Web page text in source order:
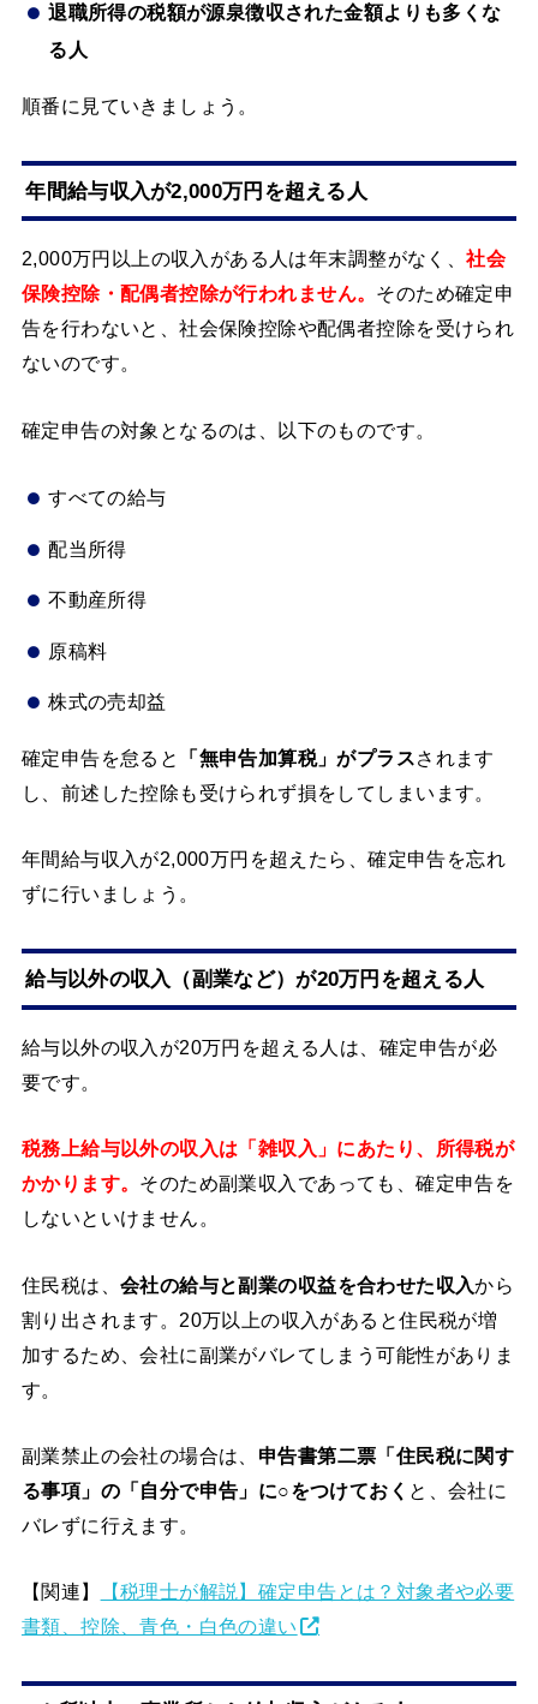
退職所得の税額が源泉徴収された金額よりも多くな
る人
順番に見ていきましょう。
年間給与収入が2,000万円を超える人
2,000万円以上の収入がある人は年末調整がなく、社会
保険控除・配偶者控除が行われません。 そのため確定申
告を行わないと、社会保険控除や配偶者控除を受けられ
ないのです。
確定申告の対象となるのは、以下のものです。
すべての給与
配当所得
不動産所得
原稿料
株式の売却益
確定申告を怠ると 「無申告加算税」がプラスされます
し、前述した控除も受けられず損をしてしまいます。
年間給与収入が2,000万円を超えたら、確定申告を忘れ
ずに行いましょう。
給与以外の収入（副業など）が20万円を超える人
給与以外の収入が20万円を超える人は、確定申告が必
要です。
税務上給与以外の収入は「雑収入」にあたり、所得税が
かかります。 そのため副業収入であっても、確定申告を
しないといけません。
住民税は、 会社の給与と副業の収益を合わせた収入から
割り出されます。20万以上の収入があると住民税が増
加するため、会社に副業がバレてしまう可能性がありま
す。
副業禁止の会社の場合は、 申告書第二票「住民税に関す
る事項」の「自分で申告」に○をつけておく と、会社に
バレずに行えます。
【関連】
【税理士が解説】確定申告とは？対象者や必要
書類、控除、青色・白色の違い